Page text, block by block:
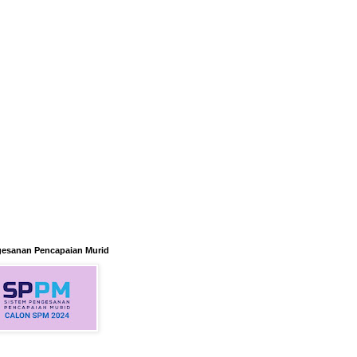
Pencapaian Murid